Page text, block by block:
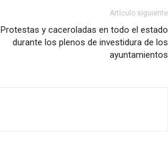
Artículo siguiente
Protestas y caceroladas en todo el estado
durante los plenos de investidura de los
ayuntamientos